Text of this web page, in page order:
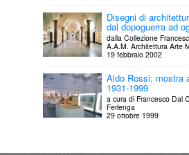
Disegni di
dal dopoguerra ad
dalla Collezione
A.A.M. Architettura Arte
19 febbraio 2002
Aldo Rossi: mostra
1931-1999
a cura di Francesco Dal
Ferlenga
29 ottobre 1999